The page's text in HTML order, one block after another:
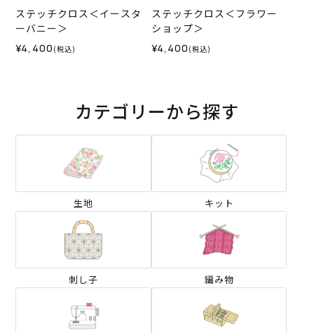
ステッチクロス＜イースタ
ーバニー＞
¥4,400 (税込)
ステッチクロス＜フラワー
ショップ＞
¥4,400 (税込)
カテゴリーから探す
生地 キット
刺し子 編み物